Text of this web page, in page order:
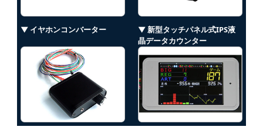
▼ イヤホンコンバーター
▼ 新型タッチパネル式IPS液
晶データカウンター